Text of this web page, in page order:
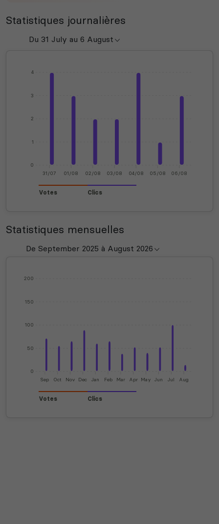
Statistiques journalières
0
1
2
3
4
31/07 01/08 02/08 03/08 04/08 05/08 06/08
Votes Clics
Statistiques mensuelles
0
50
100
150
200
Sep Oct Nov Dec Jan Feb Mar Apr May Jun Jul Aug
Votes Clics